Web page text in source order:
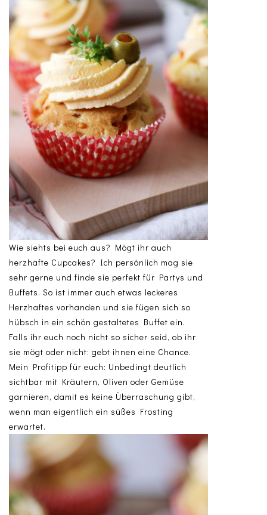
Wie siehts bei euch aus? Mögt ihr auch
herzhafte Cupcakes? Ich persönlich mag sie
sehr gerne und finde sie perfekt für Partys und
Buffets. So ist immer auch etwas leckeres
Herzhaftes vorhanden und sie fügen sich so
hübsch in ein schön gestaltetes Buffet ein.
Falls ihr euch noch nicht so sicher seid, ob ihr
sie mögt oder nicht: gebt ihnen eine Chance.
Mein Profitipp für euch: Unbedingt deutlich
sichtbar mit Kräutern, Oliven oder Gemüse
garnieren, damit es keine Überraschung gibt,
wenn man eigentlich ein süßes Frosting
erwartet.